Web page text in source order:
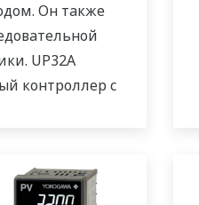
Он также
UP32A
контроллер с